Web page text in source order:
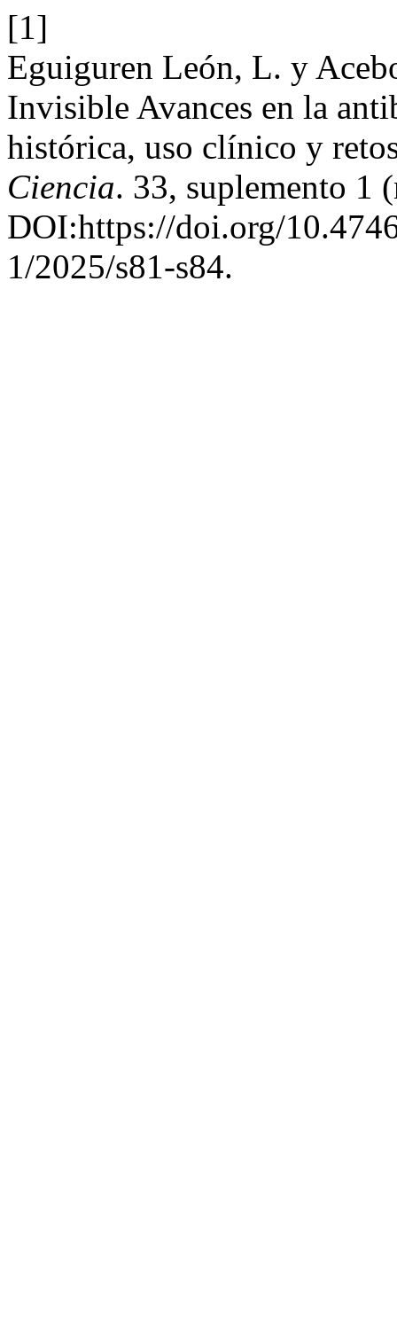
[1]
Eguiguren León, L. y
Invisible Avances en la
histórica, uso clínico y
Ciencia. 33, suplemento 1
DOI:https://doi.org/
1/2025/s81-s84.